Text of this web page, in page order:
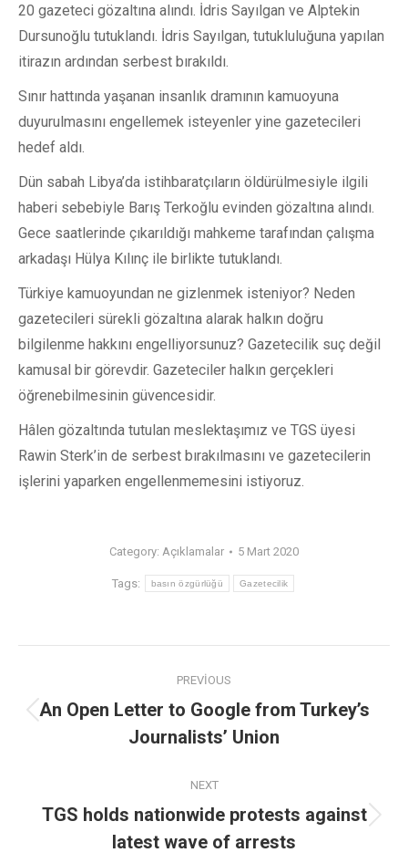
20 gazeteci gözaltına alındı. İdris Sayılgan ve Alptekin
Dursunoğlu tutuklandı. İdris Sayılgan, tutukluluğuna yapılan
itirazın ardından serbest bırakıldı.
Sınır hattında yaşanan insanlık dramının kamuoyuna
duyurulmasını engellemek isteyenler yine gazetecileri
hedef aldı.
Dün sabah Libya’da istihbaratçıların öldürülmesiyle ilgili
haberi sebebiyle Barış Terkoğlu evinden gözaltına alındı.
Gece saatlerinde çıkarıldığı mahkeme tarafından çalışma
arkadaşı Hülya Kılınç ile birlikte tutuklandı.
Türkiye kamuoyundan ne gizlenmek isteniyor? Neden
gazetecileri sürekli gözaltına alarak halkın doğru
bilgilenme hakkını engelliyorsunuz? Gazetecilik suç değil
kamusal bir görevdir. Gazeteciler halkın gerçekleri
öğrenebilmesinin güvencesidir.
Hâlen gözaltında tutulan meslektaşımız ve TGS üyesi
Rawin Sterk’in de serbest bırakılmasını ve gazetecilerin
işlerini yaparken engellenmemesini istiyoruz.
Category: Açıklamalar 5 Mart 2020
Tags: basın özgürlüğü Gazetecilik
PREVIOUS
An Open Letter to Google from Turkey’s
Journalists’ Union
NEXT
TGS holds nationwide protests against
latest wave of arrests